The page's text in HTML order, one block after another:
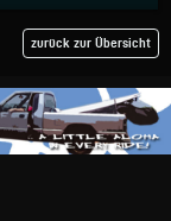
zurück zur Übersicht